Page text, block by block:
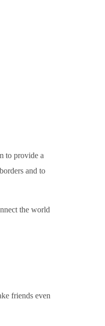
to provide a
and to
the world
friends even